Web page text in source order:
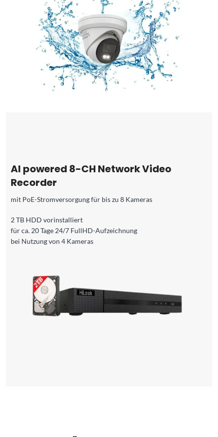
AI powered 8-CH Network Video
Recorder
mit PoE-Stromversorgung für bis zu 8 Kameras
2 TB HDD vorinstalliert
für ca. 20 Tage 24/7 FullHD-Aufzeichnung
bei Nutzung von 4 Kameras